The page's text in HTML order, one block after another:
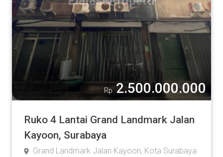
Rp 2.500.000.000
Ruko 4 Lantai Grand Landmark Jalan
Kayoon, Surabaya
Grand Landmark Jalan Kayoon, Kota Surabaya